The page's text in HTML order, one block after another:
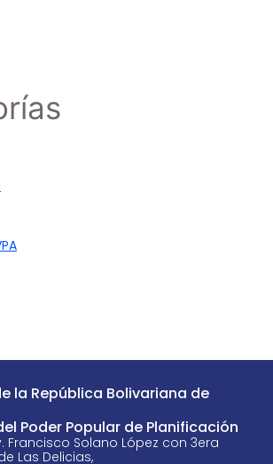
la República Bolivariana de
Poder Popular de Planificación
Francisco Solano López con 3era
Las Delicias,